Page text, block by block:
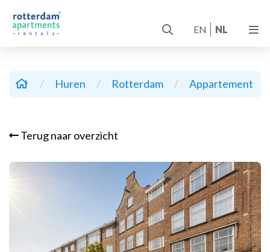
EN NL
/ Huren / Rotterdam / Appartement
Terug naar overzicht